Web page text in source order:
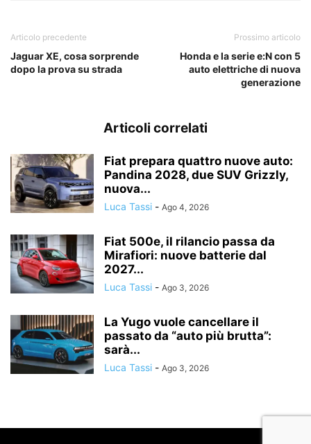
Articolo precedente
Jaguar XE, cosa sorprende
dopo la prova su strada
Prossimo articolo
Honda e la serie e:N con 5
auto elettriche di nuova
generazione
Articoli correlati
Fiat prepara quattro nuove auto:
Pandina 2028, due SUV Grizzly,
nuova...
Luca Tassi - Ago 4, 2026
Fiat 500e, il rilancio passa da
Mirafiori: nuove batterie dal
2027...
Luca Tassi - Ago 3, 2026
La Yugo vuole cancellare il
passato da “auto più brutta”:
sarà...
Luca Tassi - Ago 3, 2026